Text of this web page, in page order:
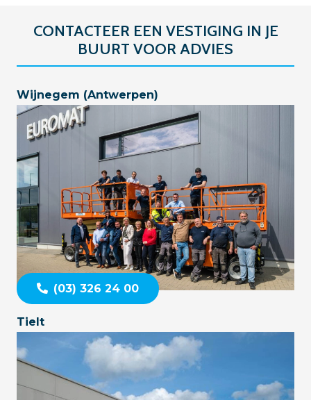
CONTACTEER EEN VESTIGING IN JE
BUURT VOOR ADVIES
Wijnegem (Antwerpen)
(03) 326 24 00
Tielt